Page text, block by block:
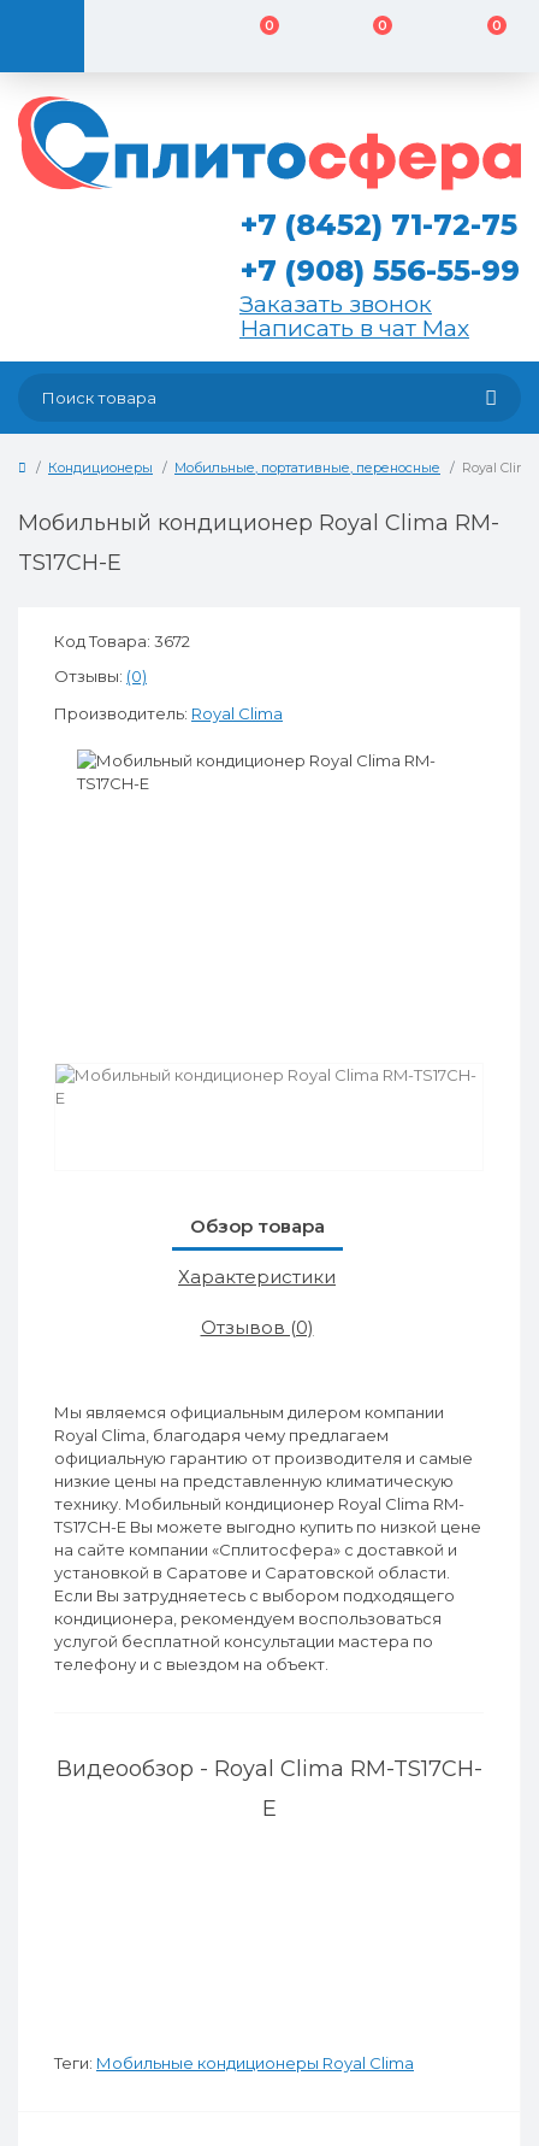
0 0 0
+7 (8452) 71-72-75
+7 (908) 556-55-99
Заказать звонок
Написать в чат Max
Кондиционеры Мобильные, портативные, переносные Royal Clima
Мобильный кондиционер Royal Clima RM-
TS17CH-E
Код Товара: 3672
Отзывы: (0)
Производитель: Royal Clima
Обзор товара
Характеристики
Отзывов (0)
Мы являемся официальным дилером компании
Royal Clima, благодаря чему предлагаем
официальную гарантию от производителя и самые
низкие цены на представленную климатическую
технику. Мобильный кондиционер Royal Clima RM-
TS17CH-E Вы можете выгодно купить по низкой цене
на сайте компании «Сплитосфера» с доставкой и
установкой в Саратове и Саратовской области.
Если Вы затрудняетесь с выбором подходящего
кондиционера, рекомендуем воспользоваться
услугой бесплатной консультации мастера по
телефону и с выездом на объект.
Видеообзор - Royal Clima RM-TS17CH-
E
Теги: Мобильные кондиционеры Royal Clima